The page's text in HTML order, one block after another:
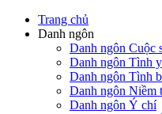
Trang chủ
Danh ngôn
Danh ngôn Cuộc
Danh ngôn Tình
Danh ngôn Tình
Danh ngôn Niềm
Danh ngôn Ý chí